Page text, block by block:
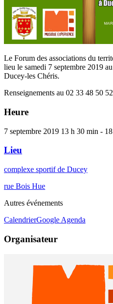
Le Forum des associations du
lieu le samedi 7 septembre 2019
Ducey-les Chéris.
Renseignements au 02 33 48 50
Heure
7 septembre 2019 13 h 30 min -
Lieu
complexe sportif de Ducey
rue Bois Hue
Autres événements
CalendrierGoogle Agenda
Organisateur